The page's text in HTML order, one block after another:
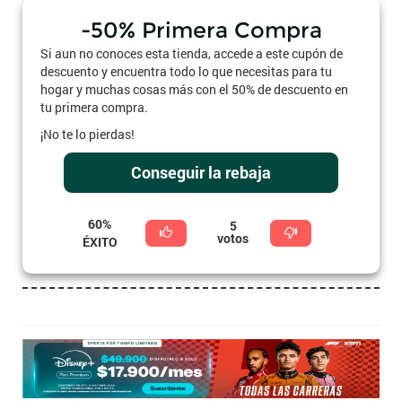
-50% Primera Compra
Si aun no conoces esta tienda, accede a este cupón de
descuento y encuentra todo lo que necesitas para tu
hogar y muchas cosas más con el 50% de descuento en
tu primera compra.
¡No te lo pierdas!
Conseguir la rebaja
60%
ÉXITO
5
votos